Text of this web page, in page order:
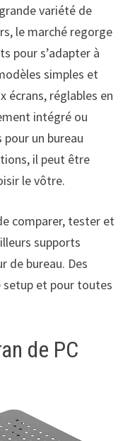
variété de
le marché regorge
pour s’adapter à
simples et
écrans, réglables en
intégré ou
un bureau
il peut être
le vôtre.
comparer, tester et
supports
de bureau. Des
et pour toutes
de PC